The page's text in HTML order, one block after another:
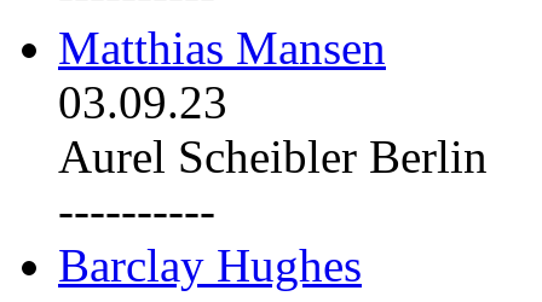
Matthias Mansen
03.09.23
Aurel Scheibler Berlin
----------
Barclay Hughes